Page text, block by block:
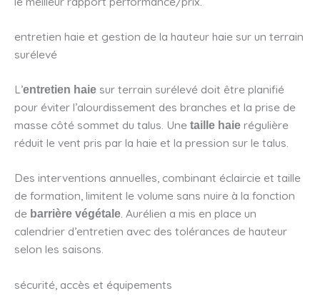
entretien haie et gestion de la hauteur haie sur un terrain
surélevé
L’entretien haie sur terrain surélevé doit être planifié
pour éviter l’alourdissement des branches et la prise de
masse côté sommet du talus. Une taille haie régulière
réduit le vent pris par la haie et la pression sur le talus.
Des interventions annuelles, combinant éclaircie et taille
de formation, limitent le volume sans nuire à la fonction
de barrière végétale. Aurélien a mis en place un
calendrier d’entretien avec des tolérances de hauteur
selon les saisons.
sécurité, accès et équipements